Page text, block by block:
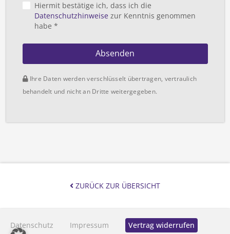
Datenschutz Impressum
Vertrag widerrufen
Hiermit bestätige ich, dass ich die
Datenschutzhinweisezur Kenntnis genommen
habe *
Absenden
Ihre Daten werden verschlüsselt übertragen, vertraulich
behandelt und nicht an Dritte weitergegeben.
ZURÜCK ZUR ÜBERSICHT